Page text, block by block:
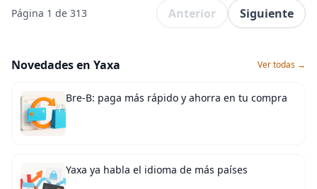
Página 1 de 313 Anterior Siguiente
Novedades en Yaxa Ver todas →
Bre-B: paga más rápido y ahorra en tu compra
Yaxa ya habla el idioma de más países